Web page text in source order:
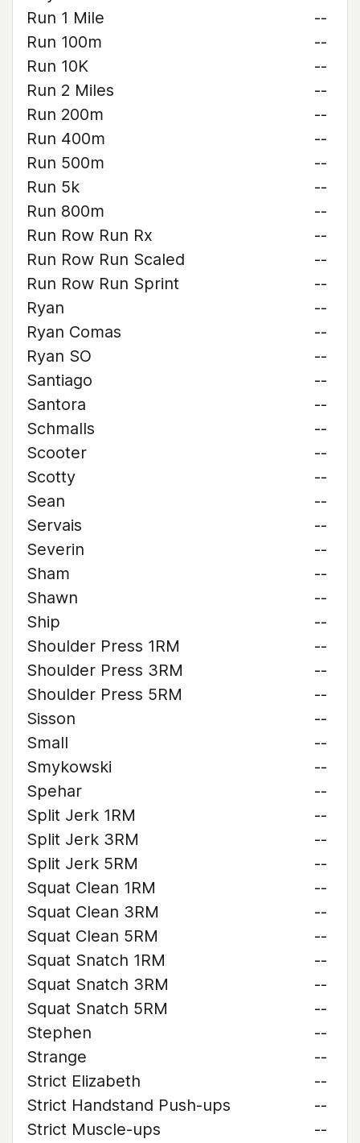
Run 1 Mile
--
Run 100m
--
Run 10K
--
Run 2 Miles
--
Run 200m
--
Run 400m
--
Run 500m
--
Run 5k
--
Run 800m
--
Run Row Run Rx
--
Run Row Run Scaled
--
Run Row Run Sprint
--
Ryan
--
Ryan Comas
--
Ryan SO
--
Santiago
--
Santora
--
Schmalls
--
Scooter
--
Scotty
--
Sean
--
Servais
--
Severin
--
Sham
--
Shawn
--
Ship
--
Shoulder Press 1RM
--
Shoulder Press 3RM
--
Shoulder Press 5RM
--
Sisson
--
Small
--
Smykowski
--
Spehar
--
Split Jerk 1RM
--
Split Jerk 3RM
--
Split Jerk 5RM
--
Squat Clean 1RM
--
Squat Clean 3RM
--
Squat Clean 5RM
--
Squat Snatch 1RM
--
Squat Snatch 3RM
--
Squat Snatch 5RM
--
Stephen
--
Strange
--
Strict Elizabeth
--
Strict Handstand Push-ups
--
Strict Muscle-ups
--